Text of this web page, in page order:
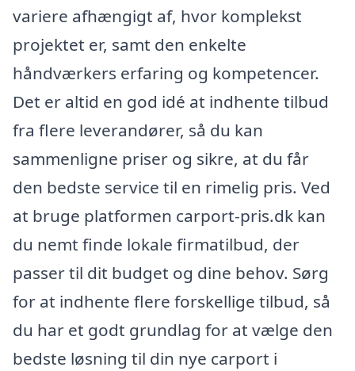
variere afhængigt af, hvor komplekst
projektet er, samt den enkelte
håndværkers erfaring og kompetencer.
Det er altid en god idé at indhente tilbud
fra flere leverandører, så du kan
sammenligne priser og sikre, at du får
den bedste service til en rimelig pris. Ved
at bruge platformen carport-pris.dk kan
du nemt finde lokale firmatilbud, der
passer til dit budget og dine behov. Sørg
for at indhente flere forskellige tilbud, så
du har et godt grundlag for at vælge den
bedste løsning til din nye carport i